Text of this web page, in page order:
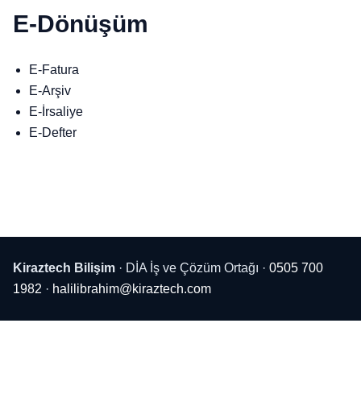
E-Dönüşüm
E-Fatura
E-Arşiv
E-İrsaliye
E-Defter
Kiraztech Bilişim · DİA İş ve Çözüm Ortağı · 0505 700
1982 · halilibrahim@kiraztech.com